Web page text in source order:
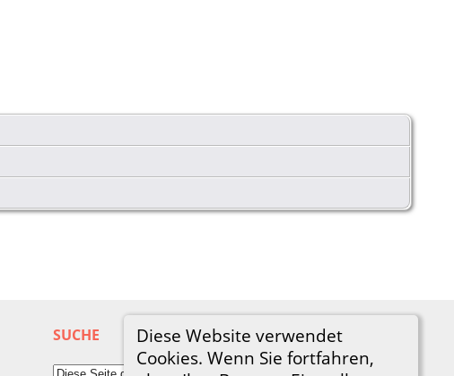
Diese Website verwendet
Cookies. Wenn Sie fortfahren,
SUCHE